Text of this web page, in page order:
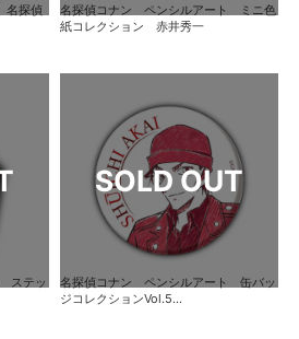
名探偵
名探偵コナン ペンシルアート ミニ色
紙コレクション 赤井秀一
ステッ
名探偵コナン ペンシルアート 缶バッ
ジコレクションVol.5...